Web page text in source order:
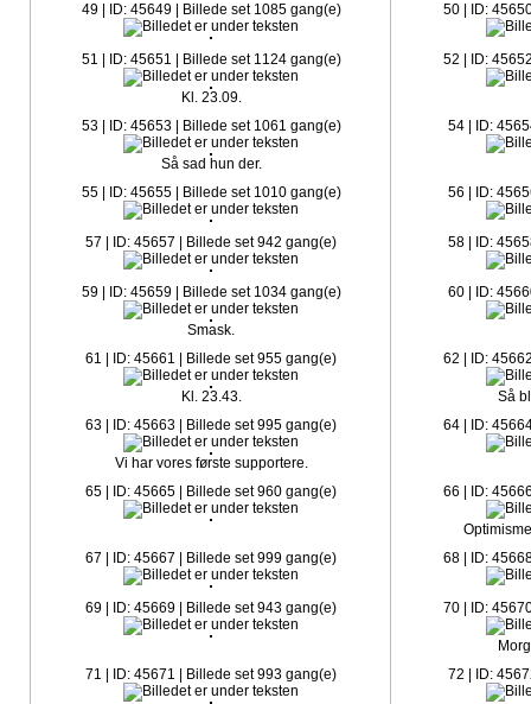
49 | ID: 45649 | Billede set 1085 gang(e) 50 | ID:
51 | ID: 45651 | Billede set 1124 gang(e)
Kl. 23.09.
52 | ID:
53 | ID: 45653 | Billede set 1061 gang(e)
Så sad hun der.
54 | ID:
55 | ID: 45655 | Billede set 1010 gang(e) 56 | ID:
57 | ID: 45657 | Billede set 942 gang(e) 58 | ID:
59 | ID: 45659 | Billede set 1034 gang(e)
Smask.
60 | ID:
61 | ID: 45661 | Billede set 955 gang(e)
Kl. 23.43.
62 | ID:
Så
63 | ID: 45663 | Billede set 995 gang(e)
Vi har vores første supportere.
64 | ID:
65 | ID: 45665 | Billede set 960 gang(e) 66 | ID:
67 | ID: 45667 | Billede set 999 gang(e)
68 | ID:
69 | ID: 45669 | Billede set 943 gang(e) 70 | ID:
71 | ID: 45671 | Billede set 993 gang(e)
72 | ID: